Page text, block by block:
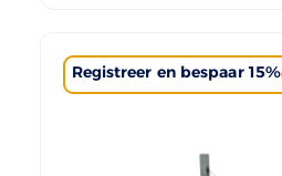
Registreer en bespaar 15%